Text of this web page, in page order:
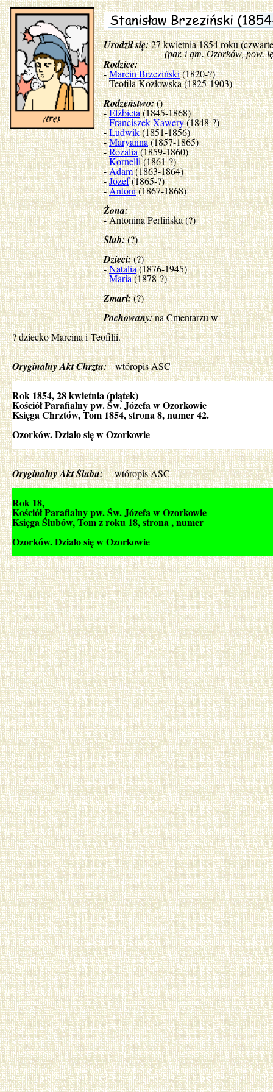
Urodził się:27 kwietnia 1854 roku
(par. i gm. Ozorków, pow.
Rodzice:
-Marcin Brzeziński(1820-?)
- Teofila Kozłowska (1825-1903)
Rodzeństwo:()
-Elżbieta(1845-1868)
-Franciszek Xawery(1848-?)
-Ludwik(1851-1856)
-Maryanna(1857-1865)
-Rozalia(1859-1860)
-Kornelli(1861-?)
-Adam(1863-1864)
-Józef(1865-?)
-Antoni(1867-1868)
Żona:
- Antonina Perlińska (?)
Ślub:(?)
Dzieci:(?)
-Natalia(1876-1945)
-Maria(1878-?)
Zmarł:(?)
Pochowany:na Cmentarzu w
? dziecko Marcina i Teofilii.
Oryginalny Akt Chrztu:wtóropis ASC
Rok 1854, 28 kwietnia (piątek)
Kościół Parafialny pw. Św. Józefa w Ozorkowie
Księga Chrztów, Tom 1854, strona 8, numer 42.
Ozorków. Działo się w Ozorkowie
Oryginalny Akt Ślubu:wtóropis ASC
Rok 18,
Kościół Parafialny pw.Św. Józefa w Ozorkowie
Księga Ślubów, Tom z roku 18, strona , numer
Ozorków. Działo się w Ozorkowie